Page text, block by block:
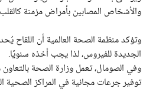
والأشخاص المصابين بأمراض مزمنة
وتؤكد منظمة الصحة العالمية أن اللقاح
الجديدة للفيروس، لذا يجب أخذه سنويًا.
وفي الصومال، تعمل وزارة الصحة
توفير جرعات مجانية في المراكز الصحية